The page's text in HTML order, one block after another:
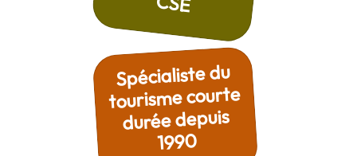
Spécialiste du
tourisme courte
durée depuis
1990